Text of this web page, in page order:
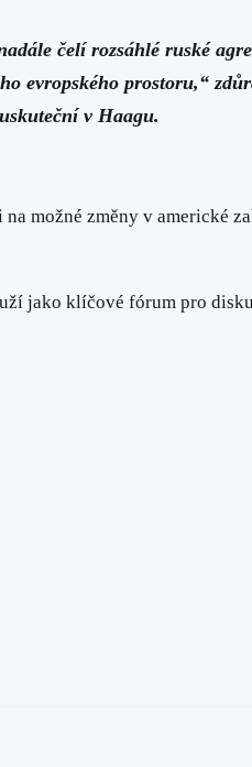
čelí rozsáhlé ruské
evropského prostoru,“
v Haagu.
možné změny v
jako klíčové fórum pro